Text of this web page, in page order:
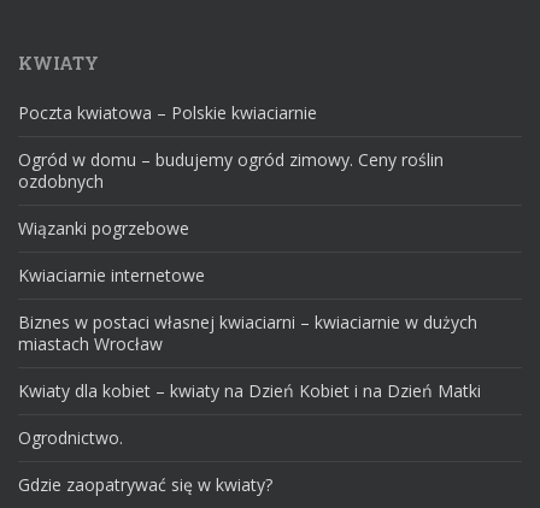
KWIATY
Poczta kwiatowa – Polskie kwiaciarnie
Ogród w domu – budujemy ogród zimowy. Ceny roślin
ozdobnych
Wiązanki pogrzebowe
Kwiaciarnie internetowe
Biznes w postaci własnej kwiaciarni – kwiaciarnie w dużych
miastach Wrocław
Kwiaty dla kobiet – kwiaty na Dzień Kobiet i na Dzień Matki
Ogrodnictwo.
Gdzie zaopatrywać się w kwiaty?